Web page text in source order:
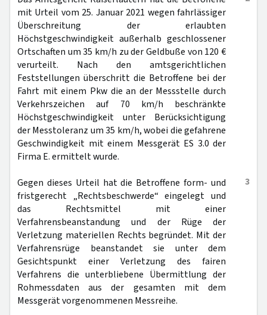
mit Urteil vom 25. Januar 2021 wegen fahrlässiger
Überschreitung der erlaubten
Höchstgeschwindigkeit außerhalb geschlossener
Ortschaften um 35 km/h zu der Geldbuße von 120 €
verurteilt. Nach den amtsgerichtlichen
Feststellungen überschritt die Betroffene bei der
Fahrt mit einem Pkw die an der Messstelle durch
Verkehrszeichen auf 70 km/h beschränkte
Höchstgeschwindigkeit unter Berücksichtigung
der Messtoleranz um 35 km/h, wobei die gefahrene
Geschwindigkeit mit einem Messgerät ES 3.0 der
Firma E. ermittelt wurde.
3
Gegen dieses Urteil hat die Betroffene form- und
fristgerecht „Rechtsbeschwerde“ eingelegt und
das Rechtsmittel mit einer
Verfahrensbeanstandung und der Rüge der
Verletzung materiellen Rechts begründet. Mit der
Verfahrensrüge beanstandet sie unter dem
Gesichtspunkt einer Verletzung des fairen
Verfahrens die unterbliebene Übermittlung der
Rohmessdaten aus der gesamten mit dem
Messgerät vorgenommenen Messreihe.